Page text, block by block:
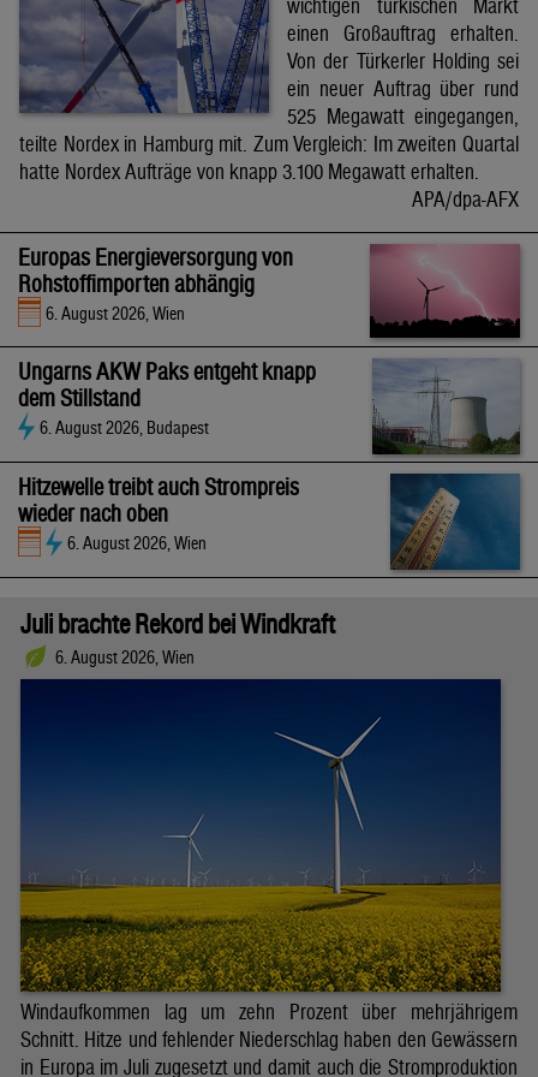
wichtigen türkischen Markt
einen Großauftrag erhalten.
Von der Türkerler Holding sei
ein neuer Auftrag über rund
525 Megawatt eingegangen,
teilte Nordex in Hamburg mit. Zum Vergleich: Im zweiten Quartal
hatte Nordex Aufträge von knapp 3.100 Megawatt erhalten.
APA/dpa-AFX
Europas Energieversorgung von
Rohstoffimporten abhängig
6. August 2026, Wien
Ungarns AKW Paks entgeht knapp
dem Stillstand
6. August 2026, Budapest
Hitzewelle treibt auch Strompreis
wieder nach oben
6. August 2026, Wien
Juli brachte Rekord bei Windkraft
6. August 2026, Wien
Windaufkommen lag um zehn Prozent über mehrjährigem
Schnitt. Hitze und fehlender Niederschlag haben den Gewässern
in Europa im Juli zugesetzt und damit auch die Stromproduktion